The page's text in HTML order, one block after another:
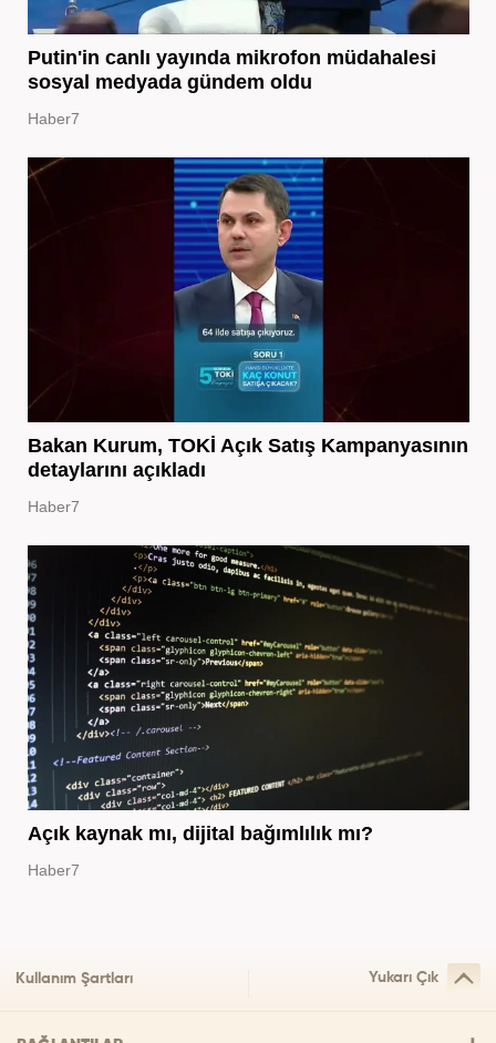
Putin'in canlı yayında mikrofon müdahalesi
sosyal medyada gündem oldu
Haber7
Bakan Kurum, TOKİ Açık Satış Kampanyasının
detaylarını açıkladı
Haber7
Açık kaynak mı, dijital bağımlılık mı?
Haber7
Kullanım Şartları Yukarı Çık